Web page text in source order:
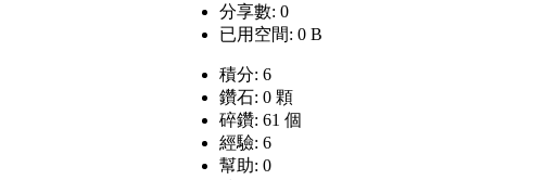
分享數: 0
已用空間: 0 B
積分: 6
鑽石: 0 顆
碎鑽: 61 個
經驗: 6
幫助: 0